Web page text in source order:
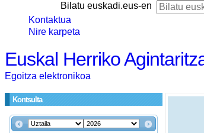
Bilatu euskadi.eus-en
Kontaktua
Nire karpeta
Euskal Herriko
Egoitza elektronikoa
Kontsulta